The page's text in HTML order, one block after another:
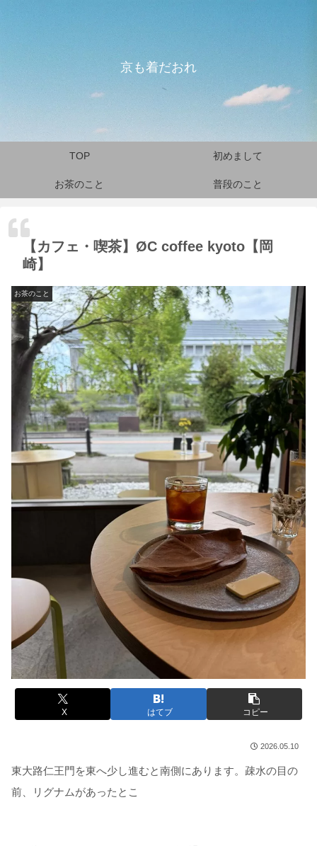
京も着だおれ
TOP 初めまして
お茶のこと 普段のこと
【カフェ・喫茶】ØC coffee kyoto【岡
崎】
お茶のこと
X はてブ コピー
2026.05.10
東大路仁王門を東へ少し進むと南側にあります。疎水の目の
前、リグナムがあったとこ